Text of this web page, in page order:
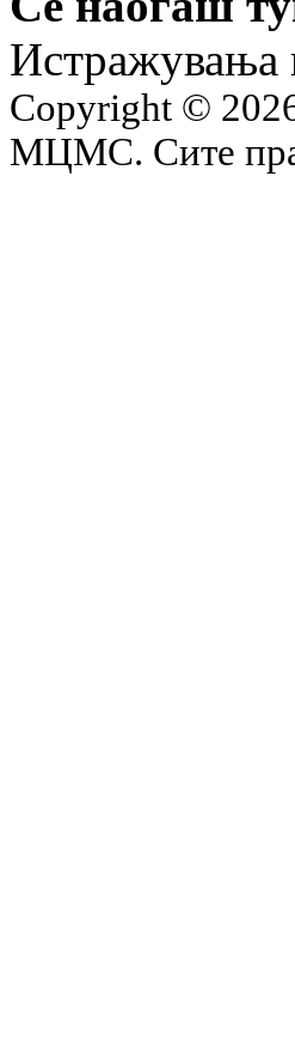
Истражувања
Copyright ©
МЦМС. Сите